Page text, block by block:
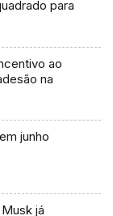
para
ao
na
junho
já